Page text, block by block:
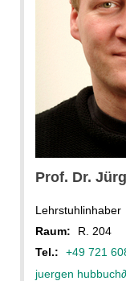
Prof. Dr.
Lehrstuhlinhaber
Raum:
R. 204
Tel.:
+49 721
juergen hubbuch∂